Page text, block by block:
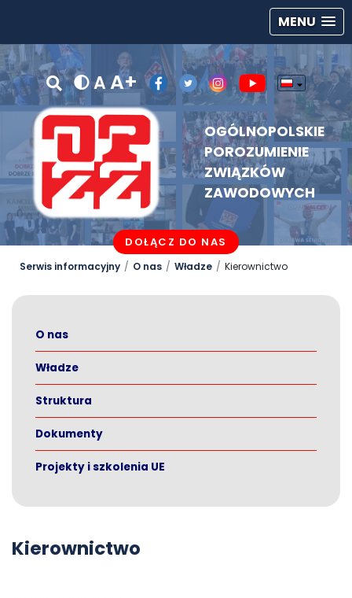
MENU
A A+
OGÓLNOPOLSKIE
POROZUMIENIE
ZWIĄZKÓW
ZAWODOWYCH
DOŁĄCZ DO NAS
Serwis informacyjny O nas Władze Kierownictwo
O nas
Władze
Struktura
Dokumenty
Projekty i szkolenia UE
Kierownictwo